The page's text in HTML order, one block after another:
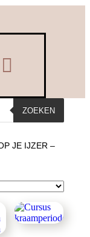

ZOEKEN
JE IJZER –